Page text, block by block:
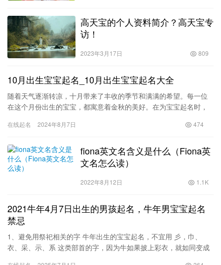
高天宝的个人资料简介？高天宝专
访！
2023年3月17日 809
10月出生宝宝起名_10月出生宝宝起名大全
随着天气逐渐转凉，十月带来了丰收的季节和满满的希望。每一位
在这个月份出生的宝宝，都寓意着金秋的美好。在为宝宝起名时，
来的人…
在线起名 2024年8月7日 474
fiona英文名含义是什么（Fiona英
文名怎么读）
2022年8月12日 1.1K
2021牛年4月7日出生的男孩起名，牛年男宝宝起名
禁忌
1、避免用祭祀相关的字 牛年出生的宝宝起名，不宜用 彡，巾、
衣、采、示、系 这类部首的字，因为牛如果披上彩衣，就如同变成